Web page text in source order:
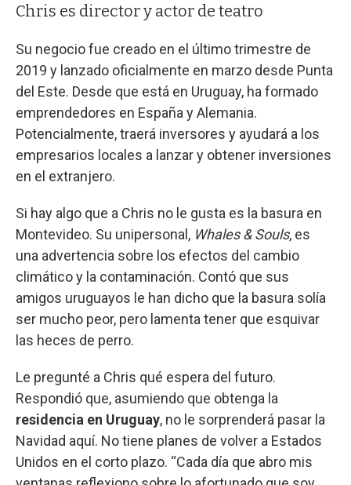
Chris es director y actor de teatro
Su negocio fue creado en el último trimestre de
2019 y lanzado oficialmente en marzo desde Punta
del Este. Desde que está en Uruguay, ha formado
emprendedores en España y Alemania.
Potencialmente, traerá inversores y ayudará a los
empresarios locales a lanzar y obtener inversiones
en el extranjero.
Si hay algo que a Chris no le gusta es la basura en
Montevideo. Su unipersonal, Whales & Souls, es
una advertencia sobre los efectos del cambio
climático y la contaminación. Contó que sus
amigos uruguayos le han dicho que la basura solía
ser mucho peor, pero lamenta tener que esquivar
las heces de perro.
Le pregunté a Chris qué espera del futuro.
Respondió que, asumiendo que obtenga la
residencia en Uruguay, no le sorprenderá pasar la
Navidad aquí. No tiene planes de volver a Estados
Unidos en el corto plazo. “Cada día que abro mis